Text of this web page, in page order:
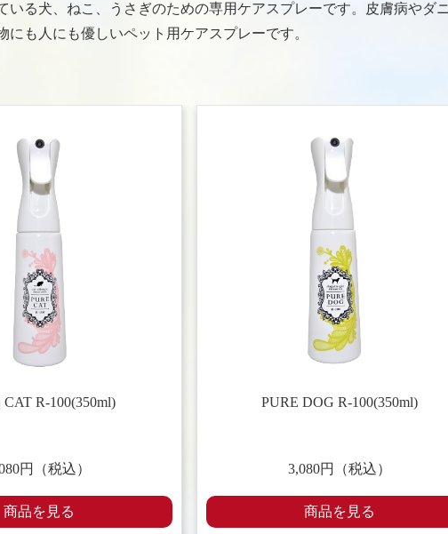
いる犬、ねこ、うさぎのための専用ケアスプレーです。皮膚病や
にも人にも優しいペット用ケアスプレーです。
CAT R-100(350ml)
円（税込）
商品を見る
PURE DOG R-100(350ml)
3,080円（税込）
商品を見る